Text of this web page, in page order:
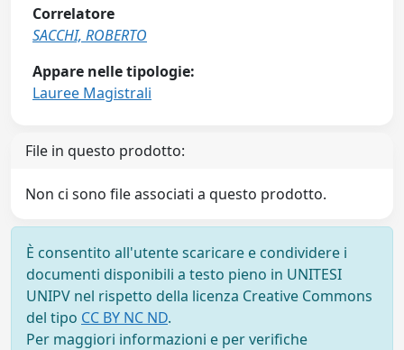
Correlatore
SACCHI, ROBERTO
Appare nelle tipologie:
Lauree Magistrali
File in questo prodotto:
Non ci sono file associati a questo prodotto.
È consentito all'utente scaricare e condividere i
documenti disponibili a testo pieno in UNITESI
UNIPV nel rispetto della licenza Creative Commons
del tipo CC BY NC ND.
Per maggiori informazioni e per verifiche